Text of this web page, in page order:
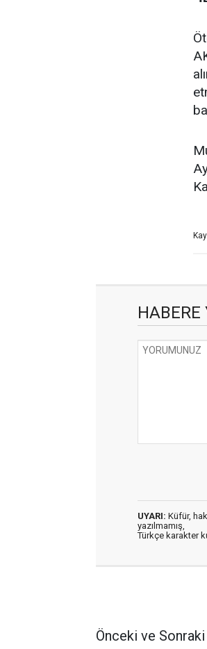
HABERE
UYARI: Küfür,
yazılmamış,
Türkçe karakter
Önceki ve